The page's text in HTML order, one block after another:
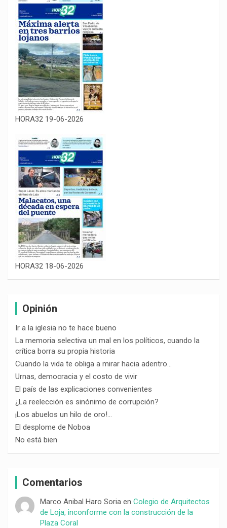
HORA32 19-06-2026
HORA32 18-06-2026
Opinión
Ir a la iglesia no te hace bueno
La memoria selectiva un mal en los políticos, cuando la
crítica borra su propia historia
Cuando la vida te obliga a mirar hacia adentro…
Urnas, democracia y el costo de vivir
El país de las explicaciones convenientes
¿La reelección es sinónimo de corrupción?
¡Los abuelos un hilo de oro!…
El desplome de Noboa
No está bien
Comentarios
Marco Anibal Haro Soriaen Colegio de Arquitectos
de Loja, inconforme con la construcción de la
Plaza Coral